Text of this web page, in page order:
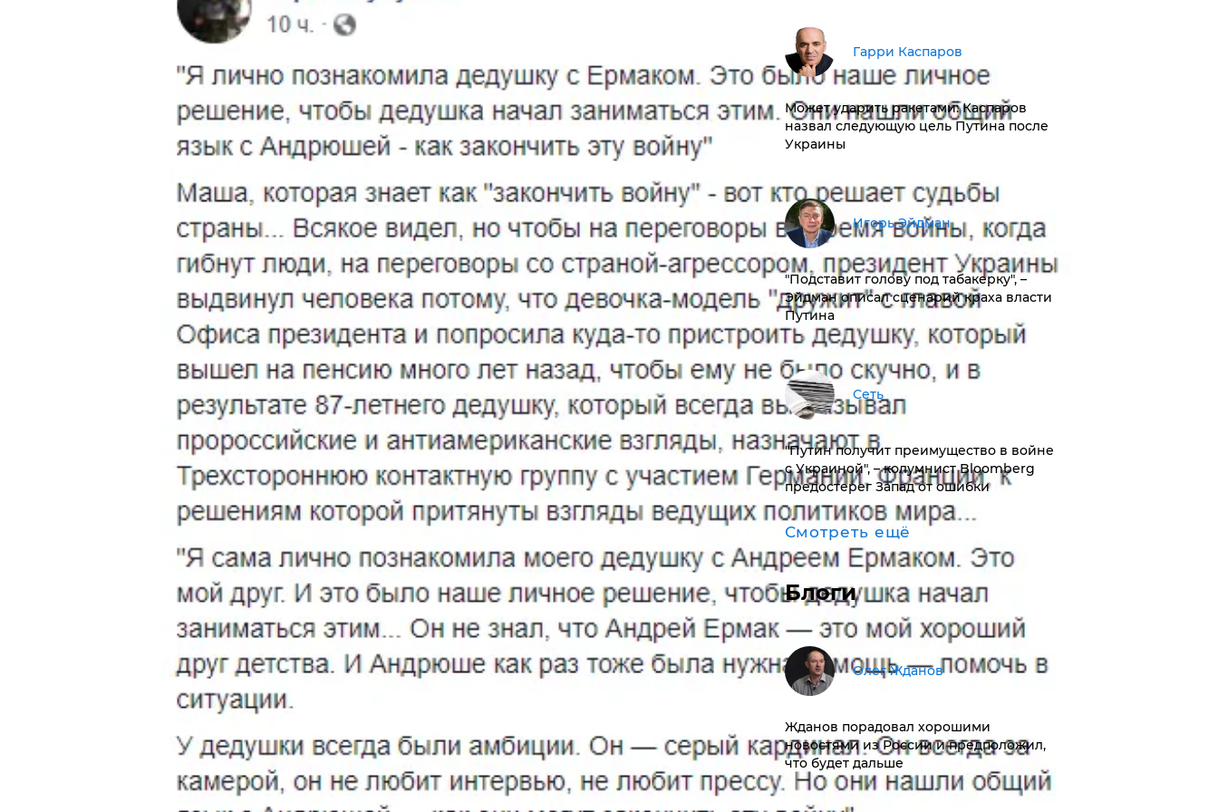
Гарри Каспаров
Может ударить ракетами: Каспаров
назвал следующую цель Путина после
Украины
Игорь Эйдман
​"Подставит голову под табакерку", –
Эйдман описал сценарий краха власти
Путина
Сеть
"Путин получит преимущество в войне
с Украиной", – колумнист Bloomberg
предостерег Запад от ошибки
Смотреть ещё
Блоги
Олег Жданов
Жданов порадовал хорошими
новостями из России и предположил,
что будет дальше